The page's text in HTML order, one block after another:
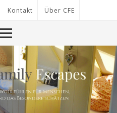
Kontakt Über CFE